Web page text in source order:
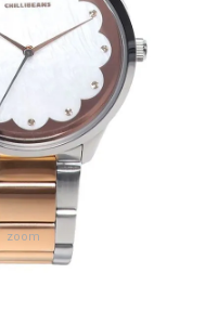
zoom